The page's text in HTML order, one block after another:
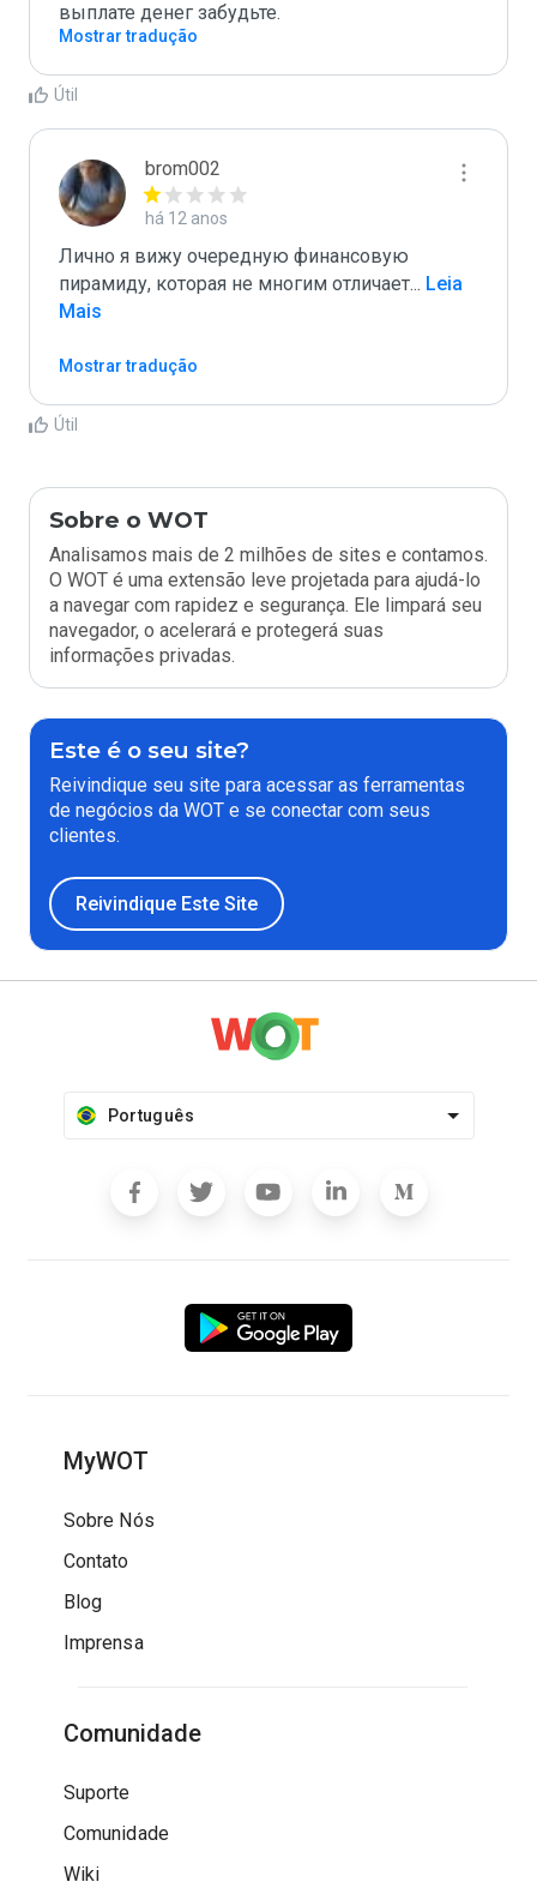
выплате денег забудьте.
Mostrar tradução
Útil
brom002
há 12 anos
Лично я вижу очередную финансовую
пирамиду, которая не многим отличает... Leia
Mais
Mostrar tradução
Útil
Sobre o WOT
Analisamos mais de 2 milhões de sites e contamos.
O WOT é uma extensão leve projetada para ajudá-lo
a navegar com rapidez e segurança. Ele limpará seu
navegador, o acelerará e protegerá suas
informações privadas.
Este é o seu site?
Reivindique seu site para acessar as ferramentas
de negócios da WOT e se conectar com seus
clientes.
Reivindique Este Site
Português
MyWOT
Sobre Nós
Contato
Blog
Imprensa
Comunidade
Suporte
Comunidade
Wiki